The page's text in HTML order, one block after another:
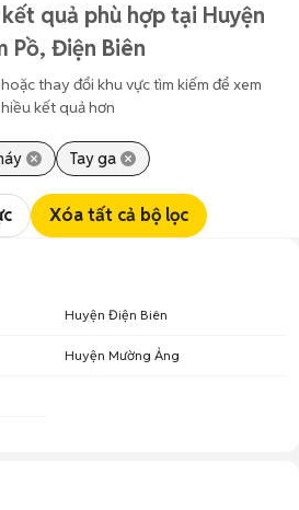
quả phù hợp tại Huyện
Pồ, Điện Biên
thay đổi khu vực tìm kiếm để xem
kết quả hơn
Tay ga
Xóa tất cả bộ lọc
Huyện Điện Biên
Huyện Mường Ảng